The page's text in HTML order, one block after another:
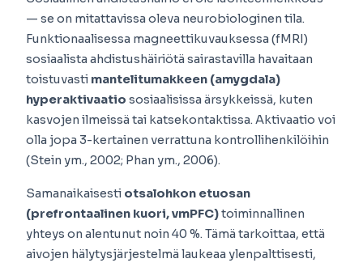
— se on mitattavissa oleva neurobiologinen tila.
Funktionaalisessa magneettikuvauksessa (fMRI)
sosiaalista ahdistushäiriötä sairastavilla havaitaan
toistuvasti mantelitumakkeen (amygdala)
hyperaktivaatio sosiaalisissa ärsykkeissä, kuten
kasvojen ilmeissä tai katsekontaktissa. Aktivaatio voi
olla jopa 3-kertainen verrattuna kontrollihenkilöihin
(Stein ym., 2002; Phan ym., 2006).
Samanaikaisesti otsalohkon etuosan
(prefrontaalinen kuori, vmPFC)toiminnallinen
yhteys on alentunut noin 40 %. Tämä tarkoittaa, että
aivojen hälytysjärjestelmä laukeaa ylenpalttisesti,